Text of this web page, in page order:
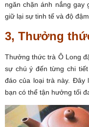
ngăn chặn ánh nắng
giữ lại sự tinh tế và độ
3, Thưởng
Thưởng thức trà Ô Long
sự chú ý đến từng chi
đáo của loại trà này. Đây
bạn có thể tận hưởng tối